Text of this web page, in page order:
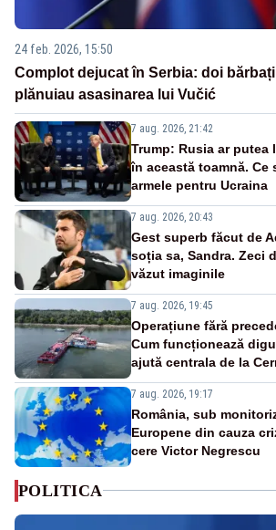
24 feb. 2026, 15:50
Complot dejucat în Serbia: doi
plănuiau asasinarea lui Vučić
7 aug. 2026, 21:42
Trump: Rusia ar putea
în această toamnă. Ce
armele pentru Ucraina
7 aug. 2026, 20:43
Gest superb făcut de
soția sa, Sandra. Zeci
văzut imaginile
7 aug. 2026, 19:45
Operațiune fără
Cum funcționează
ajută centrala de la
7 aug. 2026, 19:17
România, sub
Europene din cauza
cere Victor Negrescu
POLITICA